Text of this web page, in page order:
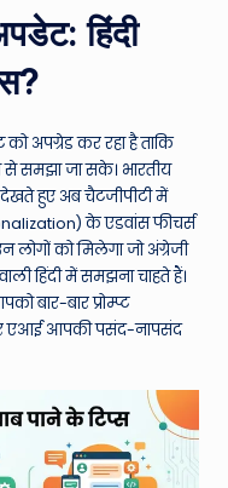
हिंदी
अपग्रेड कर रहा है ताकि
से समझा जा सके। भारतीय
देखते हुए अब चैटजीपीटी में
के एडवांस फीचर्स
लोगों को मिलेगा जो अंग्रेजी
हिंदी में समझना चाहते हैं।
बार-बार प्रोम्प्ट
एआई आपकी पसंद-नापसंद